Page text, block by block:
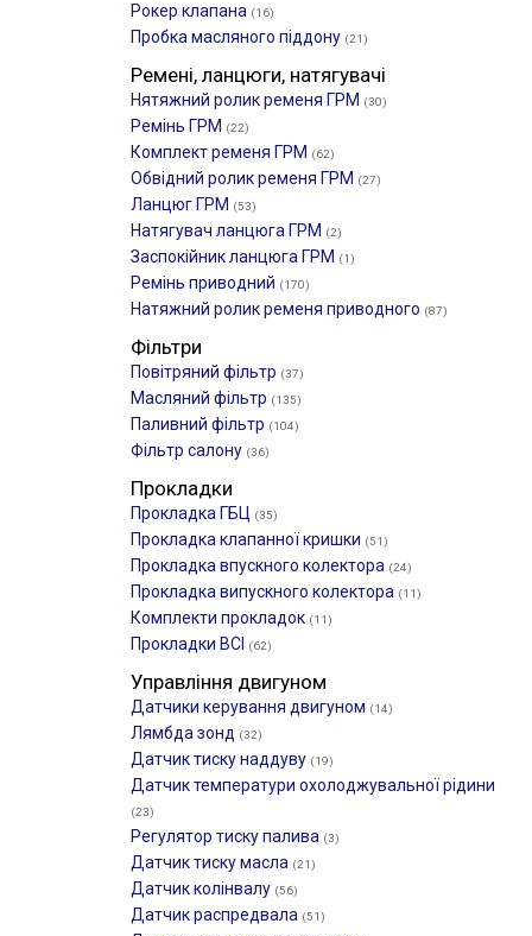
Рокер клапана (16)
Пробка масляного піддону (21)
Ремені, ланцюги, натягувачі
Нятяжний ролик ременя ГРМ (30)
Ремінь ГРМ (22)
Комплект ременя ГРМ (62)
Обвідний ролик ременя ГРМ (27)
Ланцюг ГРМ (53)
Натягувач ланцюга ГРМ (2)
Заспокійник ланцюга ГРМ (1)
Ремінь приводний (170)
Натяжний ролик ременя приводного (87)
Фільтри
Повітряний фільтр (37)
Масляний фільтр (135)
Паливний фільтр (104)
Фільтр салону (36)
Прокладки
Прокладка ГБЦ (35)
Прокладка клапанної кришки (51)
Прокладка впускного колектора (24)
Прокладка випускного колектора (11)
Комплекти прокладок (11)
Прокладки ВСІ (62)
Управління двигуном
Датчики керування двигуном (14)
Лямбда зонд (32)
Датчик тиску наддуву (19)
Датчик температури охолоджувальної рідини
(23)
Регулятор тиску палива (3)
Датчик тиску масла (21)
Датчик колінвалу (56)
Датчик распредвала (51)